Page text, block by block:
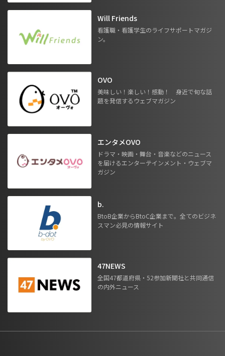
Will Friends
看護職・看護学生のライフサポートマガジ
ン。
OVO
美味しい！楽しい！感動！ 身近で旬な話
題を発信するウェブマガジン
エンタメOVO
ドラマ・映画・舞台・音楽などのニュース
を届けるエンターテインメント・ウェブマ
ガジン
b.
BtoB企業からBtoC企業まで。全てのビジネ
スマン必見の情報サイト
47NEWS
全国47都道府県・52参加新聞社と共同通信
の内外ニュース